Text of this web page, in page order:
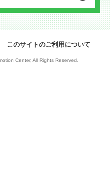
このサイトのご利用について
Center, All Rights Reserved.